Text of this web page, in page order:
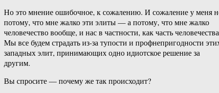
Но это мнение ошибочное, к сожалению. И сожаление у меня
потому, что мне жалко эти элиты — а потому, что мне жалко
человечество вообще, и нас в частности, как часть
Мы все будем страдать из-за тупости и профнепригодности
западных элит, принимающих одно идиотское решение за
другим.
Вы спросите — почему же так происходит?